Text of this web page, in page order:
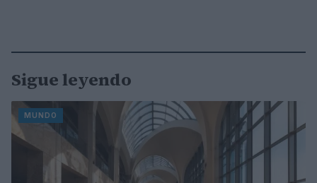
Sigue leyendo
MUNDO